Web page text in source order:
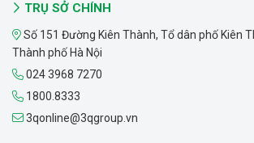
TRỤ SỞ CHÍNH
Số 151 Đường Kiên Thành, Tổ dân phố Kiên
Thành phố Hà Nội
024 3968 7270
1800.8333
3qonline@3qgroup.vn